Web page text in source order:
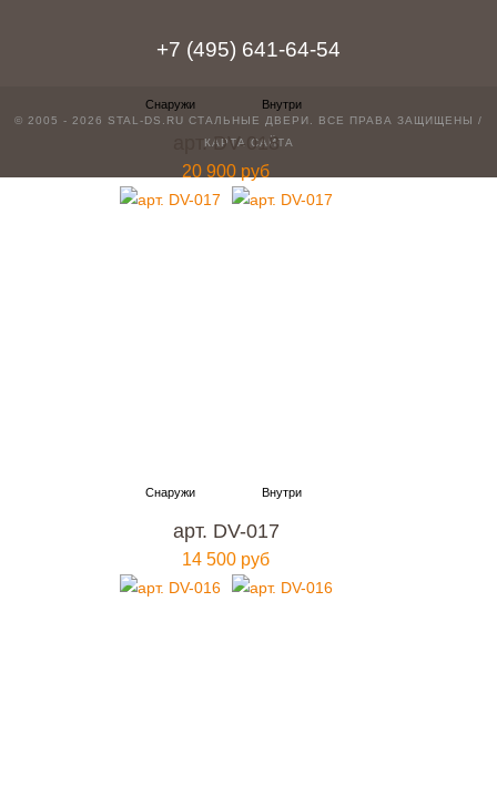
арт. DV-018
20 900 руб
арт. DV-017
14 500 руб
+7 (495) 641-64-54
© 2005 - 2026 STAL-DS.RU СТАЛЬНЫЕ ДВЕРИ . ВСЕ ПРАВА ЗАЩИЩЕНЫ /
КАРТА САЙТА